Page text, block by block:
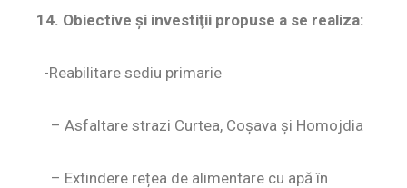
14. Obiective şi investiţii propuse a se realiza:
-Reabilitare sediu primarie
– Asfaltare strazi Curtea, Coșava și Homojdia
– Extindere rețea de alimentare cu apă în